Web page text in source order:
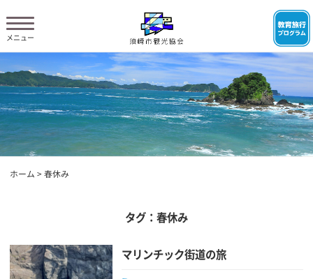
ホーム > 春休み
タグ：春休み
マリンチック街道の旅